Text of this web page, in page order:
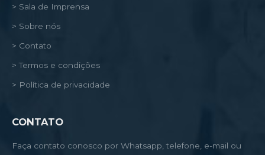
> Sala de Imprensa
> Sobre nós
> Contato
> Termos e condições
> Política de privacidade
CONTATO
Faça contato conosco por Whatsapp, telefone, e-mail ou